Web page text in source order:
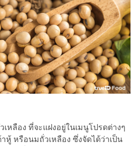
ลือง ที่จะแฝงอยู่ในเมนูโปรดต่างๆ
าหู้ หรือนมถั่วเหลือง ซึ่งจัดได้ว่าเป็น